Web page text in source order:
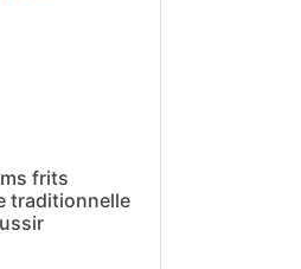
frits
traditionnelle